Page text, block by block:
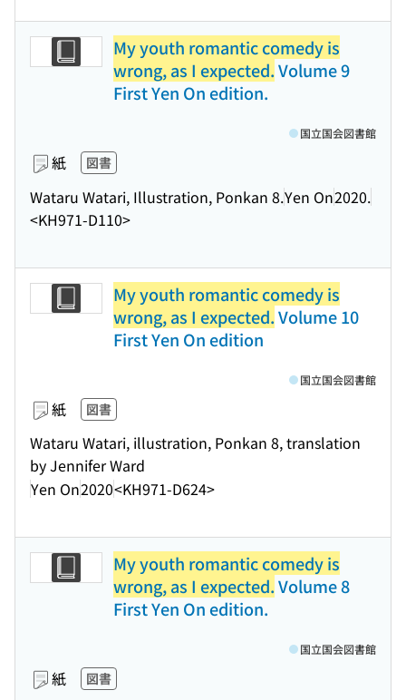
My youth romantic comedy is
wrong, as I expected.Volume 9
First Yen On edition.
紙 図書
Wataru Watari, Illustration, Ponkan 8.Yen On2020.
<KH971-D110>
国立国会図書館
My youth romantic comedy is
wrong, as I expected.Volume 10
First Yen On edition
紙 図書
Wataru Watari, illustration, Ponkan 8, translation
by Jennifer Ward
Yen On2020<KH971-D624>
国立国会図書館
My youth romantic comedy is
wrong, as I expected.Volume 8
First Yen On edition.
紙 図書
国立国会図書館